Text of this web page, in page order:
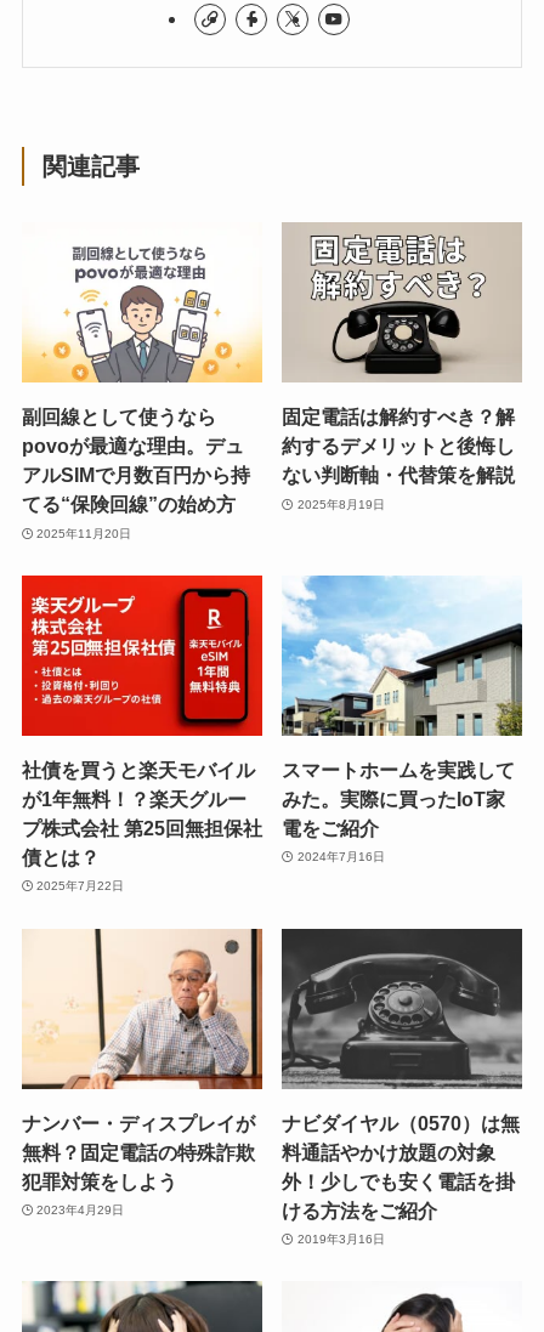
関連記事
副回線として使うなら
povoが最適な理由。デュ
アルSIMで月数百円から持
てる“保険回線”の始め方
2025年11月20日
固定電話は解約すべき？解
約するデメリットと後悔し
ない判断軸・代替策を解説
2025年8月19日
社債を買うと楽天モバイル
が1年無料！？楽天グルー
プ株式会社 第25回無担保社
債とは？
2025年7月22日
スマートホームを実践して
みた。実際に買ったIoT家
電をご紹介
2024年7月16日
ナンバー・ディスプレイが
無料？固定電話の特殊詐欺
犯罪対策をしよう
2023年4月29日
ナビダイヤル（0570）は無
料通話やかけ放題の対象
外！少しでも安く電話を掛
ける方法をご紹介
2019年3月16日